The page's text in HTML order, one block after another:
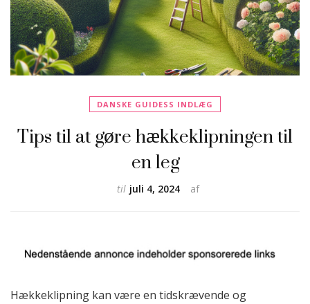
DANSKE GUIDESS INDLÆG
Tips til at gøre hækkeklipningen til
en leg
af
til juli 4, 2024
Hækkeklipning kan være en tidskrævende og